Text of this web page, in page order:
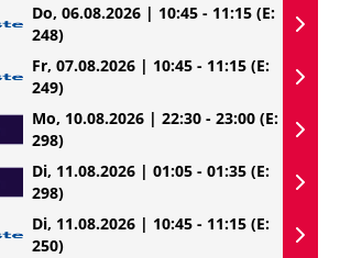
Do, 06.08.2026 | 10:45 - 11:15 (E:
248)
Fr, 07.08.2026 | 10:45 - 11:15 (E:
249)
Mo, 10.08.2026 | 22:30 - 23:00 (E:
298)
Di, 11.08.2026 | 01:05 - 01:35 (E:
298)
Di, 11.08.2026 | 10:45 - 11:15 (E:
250)